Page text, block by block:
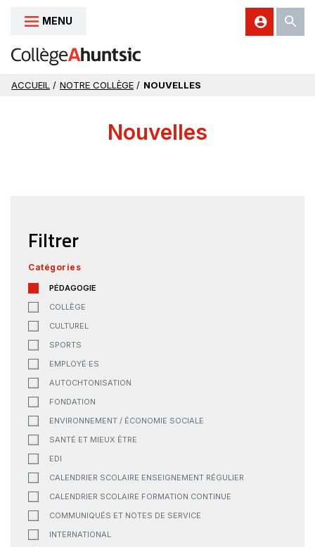
Aller au contenu
MENU
ACCUEIL / NOTRE COLLÈGE / NOUVELLES
Nouvelles
Filtrer
Catégories
PÉDAGOGIE
COLLÈGE
CULTUREL
SPORTS
EMPLOYÉ·ES
AUTOCHTONISATION
FONDATION
ENVIRONNEMENT / ÉCONOMIE SOCIALE
SANTÉ ET MIEUX ÊTRE
EDI
CALENDRIER SCOLAIRE ENSEIGNEMENT RÉGULIER
CALENDRIER SCOLAIRE FORMATION CONTINUE
COMMUNIQUÉS ET NOTES DE SERVICE
INTERNATIONAL